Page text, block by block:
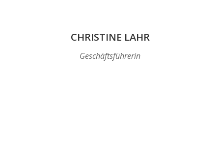
CHRISTINE LAHR
Geschäftsführerin